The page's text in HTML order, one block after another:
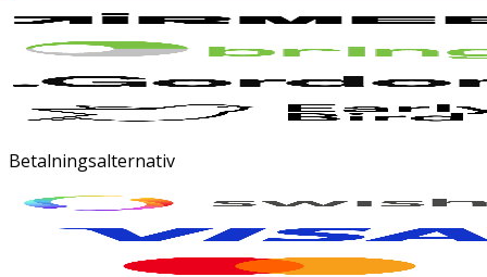
Betalningsalternativ